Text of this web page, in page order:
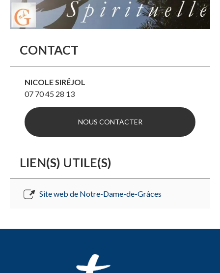
CONTACT
NICOLE SIRÉJOL
07 70 45 28 13
NOUS CONTACTER
LIEN(S) UTILE(S)
Site web de Notre-Dame-de-Grâces